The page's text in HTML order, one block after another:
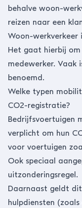
behalve woon-
reizen naar een
Woon-werkverkeer
Het gaat hierbij
medewerker. Vaak
benoemd.
Welke typen
CO2-registratie?
Bedrijfsvoertuigen
verplicht om hun
voor voertuigen
Ook speciaal
uitzonderingsregel.
Daarnaast geldt
hulpdiensten